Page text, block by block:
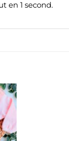
en 1 second.